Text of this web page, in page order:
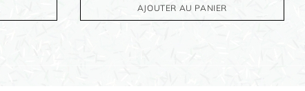
AJOUTER AU PANIER